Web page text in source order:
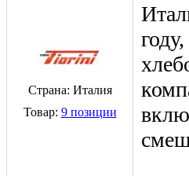
Страна: Италия
Товар: 9 позиции